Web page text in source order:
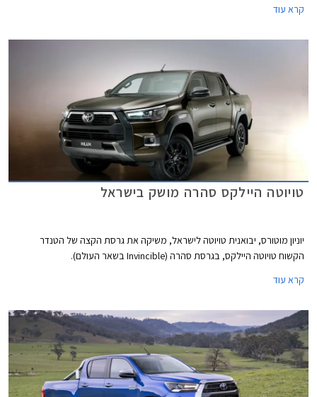
הודעה של היצרנית על פיה עקב עיכובים בשרשרת האספקה חלו שינויים
זמני ההמתנה לרכבים חדשים. שיווקה של טויוטה יאריס הופסק לפני מספר
קרא עוד
טויוטה היילקס סהרה מושק בישראל
יוניון מוטורס, יבואנית טויוטה לישראל, משיקה את גרסת הקצה של הטנדר
הקשוח טויוטה היילקס, בגרסת סהרה (Invincible בשאר העולם).
קרא עוד